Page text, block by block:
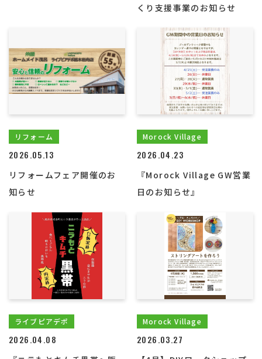
くり支援事業のお知らせ
リフォーム
2026.05.13
リフォームフェア開催のお
知らせ
Morock Village
2026.04.23
『Morock Village GW営業
日のお知らせ』
ライブピアデポ
2026.04.08
Morock Village
2026.03.27